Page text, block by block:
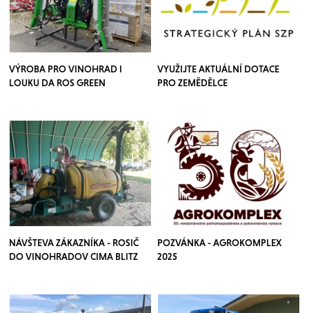
VÝROBA PRO VINOHRAD I
LOUKU DA ROS GREEN
VYUŽIJTE AKTUÁLNÍ DOTACE
PRO ZEMĚDĚLCE
NÁVŠTEVA ZÁKAZNÍKA - ROSIČ
DO VINOHRADOV CIMA BLITZ
POZVÁNKA - AGROKOMPLEX
2025